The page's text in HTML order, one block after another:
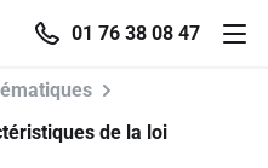
01 76 38 08 47
de la loi